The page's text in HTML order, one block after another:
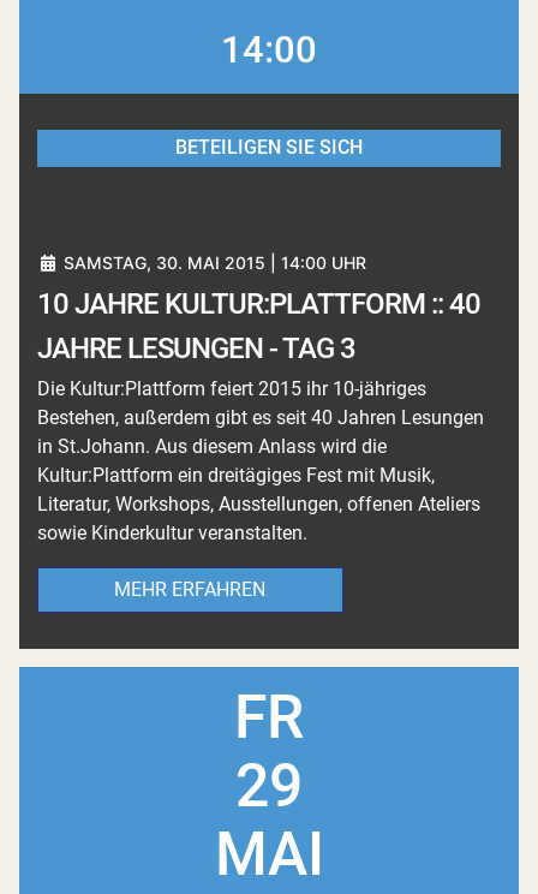
14:00
BETEILIGEN SIE SICH
SAMSTAG, 30. MAI 2015 | 14:00 UHR
10 JAHRE KULTUR:PLATTFORM :: 40
JAHRE LESUNGEN - TAG 3
Die Kultur:Plattform feiert 2015 ihr 10-jähriges
Bestehen, außerdem gibt es seit 40 Jahren Lesungen
in St.Johann. Aus diesem Anlass wird die
Kultur:Plattform ein dreitägiges Fest mit Musik,
Literatur, Workshops, Ausstellungen, offenen Ateliers
sowie Kinderkultur veranstalten.
MEHR ERFAHREN
FR
29
MAI